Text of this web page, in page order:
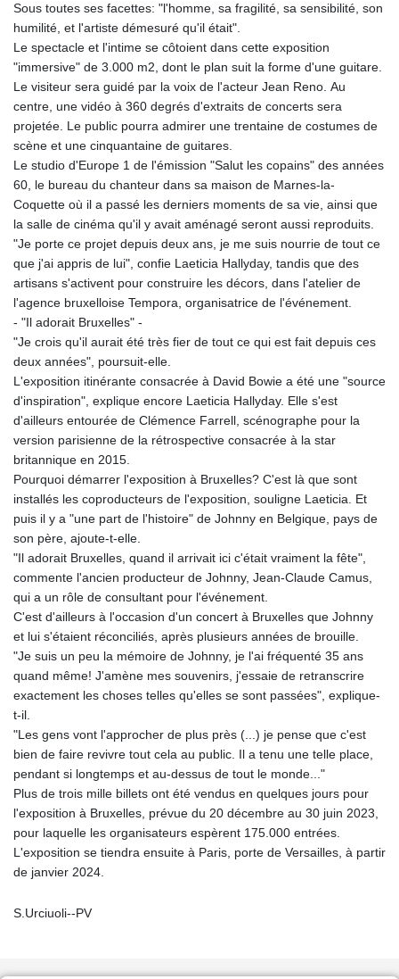
Sous toutes ses facettes: "l'homme, sa fragilité, sa sensibilité, son
humilité, et l'artiste démesuré qu'il était".
Le spectacle et l'intime se côtoient dans cette exposition
"immersive" de 3.000 m2, dont le plan suit la forme d'une guitare.
Le visiteur sera guidé par la voix de l'acteur Jean Reno. Au
centre, une vidéo à 360 degrés d'extraits de concerts sera
projetée. Le public pourra admirer une trentaine de costumes de
scène et une cinquantaine de guitares.
Le studio d'Europe 1 de l'émission "Salut les copains" des années
60, le bureau du chanteur dans sa maison de Marnes-la-
Coquette où il a passé les derniers moments de sa vie, ainsi que
la salle de cinéma qu'il y avait aménagé seront aussi reproduits.
"Je porte ce projet depuis deux ans, je me suis nourrie de tout ce
que j'ai appris de lui", confie Laeticia Hallyday, tandis que des
artisans s'activent pour construire les décors, dans l'atelier de
l'agence bruxelloise Tempora, organisatrice de l'événement.
- "Il adorait Bruxelles" -
"Je crois qu'il aurait été très fier de tout ce qui est fait depuis ces
deux années", poursuit-elle.
L'exposition itinérante consacrée à David Bowie a été une "source
d'inspiration", explique encore Laeticia Hallyday. Elle s'est
d'ailleurs entourée de Clémence Farrell, scénographe pour la
version parisienne de la rétrospective consacrée à la star
britannique en 2015.
Pourquoi démarrer l'exposition à Bruxelles? C'est là que sont
installés les coproducteurs de l'exposition, souligne Laeticia. Et
puis il y a "une part de l'histoire" de Johnny en Belgique, pays de
son père, ajoute-t-elle.
"Il adorait Bruxelles, quand il arrivait ici c'était vraiment la fête",
commente l'ancien producteur de Johnny, Jean-Claude Camus,
qui a un rôle de consultant pour l'événement.
C'est d'ailleurs à l'occasion d'un concert à Bruxelles que Johnny
et lui s'étaient réconciliés, après plusieurs années de brouille.
"Je suis un peu la mémoire de Johnny, je l'ai fréquenté 35 ans
quand même! J'amène mes souvenirs, j'essaie de retranscrire
exactement les choses telles qu'elles se sont passées", explique-
t-il.
"Les gens vont l'approcher de plus près (...) je pense que c'est
bien de faire revivre tout cela au public. Il a tenu une telle place,
pendant si longtemps et au-dessus de tout le monde..."
Plus de trois mille billets ont été vendus en quelques jours pour
l'exposition à Bruxelles, prévue du 20 décembre au 30 juin 2023,
pour laquelle les organisateurs espèrent 175.000 entrées.
L'exposition se tiendra ensuite à Paris, porte de Versailles, à partir
de janvier 2024.
S.Urciuoli--PV